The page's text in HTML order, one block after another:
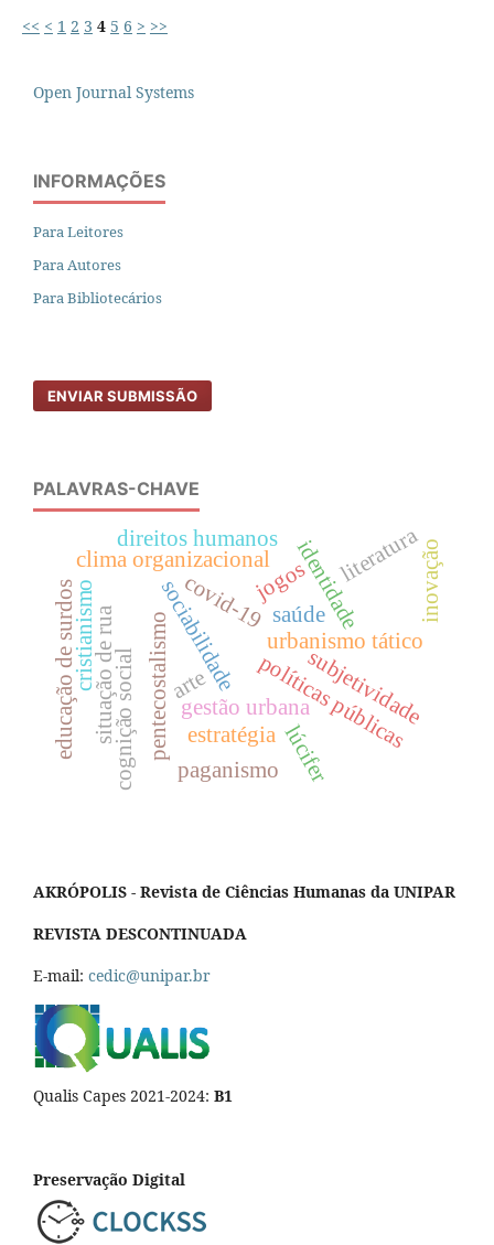
<< < 1 2 3 4 5 6 > >>
Open Journal Systems
INFORMAÇÕES
Para Leitores
Para Autores
Para Bibliotecários
ENVIAR SUBMISSÃO
PALAVRAS-CHAVE
covid-19
sociabilidade
políticas públicas
gestão urbana
urbanismo tático
identidade
subjetividade
pentecostalismo
cognição social
clima organizacional
direitos humanos
arte
situação de rua
lúcifer
cristianismo
paganismo
educação de surdos
literatura
saúde
jogos inovação
estratégia
AKRÓPOLIS - Revista de Ciências Humanas da UNIPAR
REVISTA DESCONTINUADA
E-mail: cedic@unipar.br
Qualis Capes 2021-2024: B1
Preservação Digital